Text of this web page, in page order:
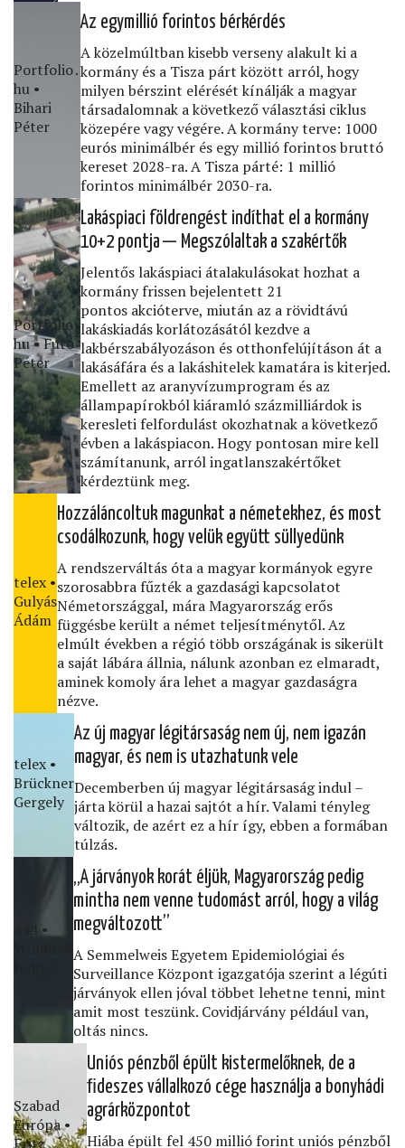
Portfolio․
hu •
Bihari
Péter
Az egymillió forintos bérkérdés
A közelmúltban kisebb verseny alakult ki a
kormány és a Tisza párt között arról, hogy
milyen bérszint elérését kínálják a magyar
társadalomnak a következő választási ciklus
közepére vagy végére. A kormány terve: 1000
eurós minimálbér és egy millió forintos bruttó
kereset 2028-ra. A Tisza párté: 1 millió
forintos minimálbér 2030-ra.
Portfolio․
hu • Futó
Péter
Lakáspiaci földrengést indíthat el a kormány
10+2 pontja — Megszólaltak a szakértők
Jelentős lakáspiaci átalakulásokat hozhat a
kormány frissen bejelentett 21
pontos akcióterve, miután az a rövidtávú
lakáskiadás korlátozásától kezdve a
lakbérszabályozáson és otthonfelújításon át a
lakásáfára és a lakáshitelek kamatára is kiterjed.
Emellett az aranyvízumprogram és az
állampapírokból kiáramló százmilliárdok is
keresleti felfordulást okozhatnak a következő
évben a lakáspiacon. Hogy pontosan mire kell
számítanunk, arról ingatlanszakértőket
kérdeztünk meg.
telex •
Gulyás
Ádám
Hozzáláncoltuk magunkat a németekhez, és most
csodálkozunk, hogy velük együtt süllyedünk
A rendszerváltás óta a magyar kormányok egyre
szorosabbra fűzték a gazdasági kapcsolatot
Németországgal, mára Magyarország erős
függésbe került a német teljesítménytől. Az
elmúlt években a régió több országának is sikerült
a saját lábára állnia, nálunk azonban ez elmaradt,
aminek komoly ára lehet a magyar gazdaságra
nézve.
telex •
Brückner
Gergely
Az új magyar légitársaság nem új, nem igazán
magyar, és nem is utazhatunk vele
Decemberben új magyar légitársaság indul –
járta körül a hazai sajtót a hír. Valami tényleg
változik, de azért ez a hír így, ebben a formában
túlzás.
444 •
„A járványok korát éljük, Magyarország pedig
mintha nem venne tudomást arról, hogy a világ
megváltozott”
A Semmelweis Egyetem Epidemiológiai és
Surveillance Központ igazgatója szerint a légúti
járványok ellen jóval többet lehetne tenni, mint
amit most teszünk. Covidjárvány például van,
oltás nincs.
Szabad
Európa •
Fritz
Uniós pénzből épült kistermelőknek, de a
ﬁdeszes vállalkozó cége használja a bonyhádi
agrárközpontot
Hiába épült fel 450 millió forint uniós pénzből